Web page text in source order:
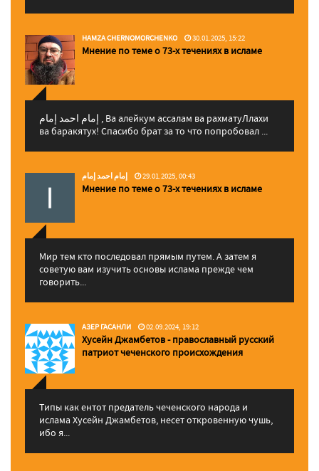
HAMZA CHERNOMORCHENKO 30.01.2025, 15:22
Мнение по теме о 73-х течениях в исламе
إمام احمد إمام , Ва алейкум ассалам ва рахматуЛлахи
ва баракятух! Спасибо брат за то что попробовал ...
إمام احمد إمام 29.01.2025, 00:43
Мнение по теме о 73-х течениях в исламе
Мир тем кто последовал прямым путем. А затем я
советую вам изучить основы ислама прежде чем
говорить...
АЗЕР ГАСАНЛИ 02.09.2024, 19:12
Хусейн Джамбетов - православный русский
патриот чеченского происхождения
Типы как ентот предатель чеченского народа и
ислама Хусейн Джамбетов, несет откровенную чушь,
ибо я...